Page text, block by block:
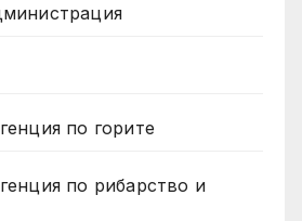
по горите
по рибарство и